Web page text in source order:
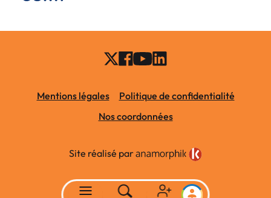
Mentions légales
Politique de confidentialité
Nos coordonnées
Site réalisé par